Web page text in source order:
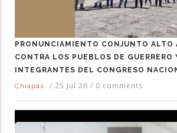
PRONUNCIAMIENTO CONJUNTO ALTO
CONTRA LOS PUEBLOS DE GUERRERO
INTEGRANTES DEL CONGRESO
Chiapas
/ 25 Jul 26 / 0 comments